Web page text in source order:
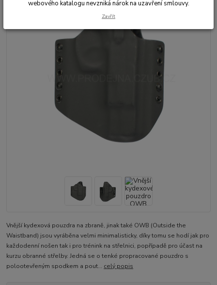
Vnější kydexová pouzdra na zbraně, jinak také OWB (Outside the
Waistband) jsou vyráběna velmi minimalisticky, díky tomu se hodí jak pro
každodenní nošen tak i pro trénink na střelnici, popřípadě pro účast na
kurzu obranné střelby. Jedná se o tenké propracované pouzdro s
polootevřeným spodkem a pout... celý popis
webového katalogu nevzniká nárok na uzavření smlouvy.
Zavřít